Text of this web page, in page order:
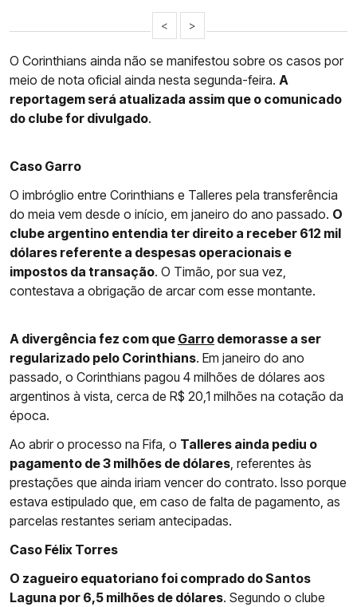
< >
O Corinthians ainda não se manifestou sobre os casos por
meio de nota oficial ainda nesta segunda-feira. A
reportagem será atualizada assim que o comunicado
do clube for divulgado.
Caso Garro
O imbróglio entre Corinthians e Talleres pela transferência
do meia vem desde o início, em janeiro do ano passado. O
clube argentino entendia ter direito a receber 612 mil
dólares referente a despesas operacionais e
impostos da transação. O Timão, por sua vez,
contestava a obrigação de arcar com esse montante.
A divergência fez com que Garro demorasse a ser
regularizado pelo Corinthians. Em janeiro do ano
passado, o Corinthians pagou 4 milhões de dólares aos
argentinos à vista, cerca de R$ 20,1 milhões na cotação da
época.
Ao abrir o processo na Fifa, o Talleres ainda pediu o
pagamento de 3 milhões de dólares, referentes às
prestações que ainda iriam vencer do contrato. Isso porque
estava estipulado que, em caso de falta de pagamento, as
parcelas restantes seriam antecipadas.
Caso Félix Torres
O zagueiro equatoriano foi comprado do Santos
Laguna por 6,5 milhões de dólares. Segundo o clube